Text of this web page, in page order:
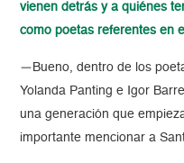
vienen detrás y a quiénes
como poetas referentes en
—Bueno, dentro de los
Yolanda Panting e Igor
una generación que
importante mencionar a